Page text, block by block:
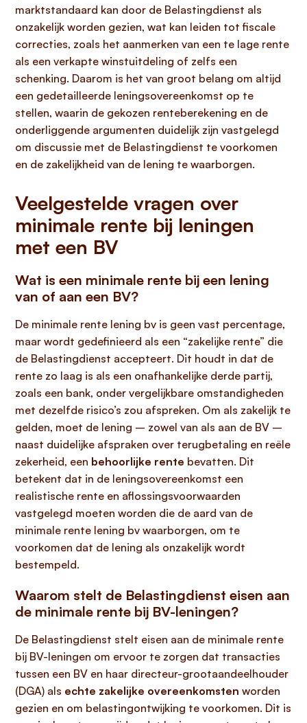
marktstandaard kan door de Belastingdienst als
onzakelijk worden gezien, wat kan leiden tot fiscale
correcties, zoals het aanmerken van een te lage rente
als een verkapte winstuitdeling of zelfs een
schenking. Daarom is het van groot belang om altijd
een gedetailleerde leningsovereenkomst op te
stellen, waarin de gekozen renteberekening en de
onderliggende argumenten duidelijk zijn vastgelegd
om discussie met de Belastingdienst te voorkomen
en de zakelijkheid van de lening te waarborgen.
Veelgestelde vragen over
minimale rente bij leningen
met een BV
Wat is een minimale rente bij een lening
van of aan een BV?
De minimale rente lening bv is geen vast percentage,
maar wordt gedefinieerd als een “zakelijke rente” die
de Belastingdienst accepteert. Dit houdt in dat de
rente zo laag is als een onafhankelijke derde partij,
zoals een bank, onder vergelijkbare omstandigheden
met dezelfde risico’s zou afspreken. Om als zakelijk te
gelden, moet de lening – zowel van als aan de BV –
naast duidelijke afspraken over terugbetaling en reële
zekerheid, een behoorlijke rente bevatten. Dit
betekent dat in de leningsovereenkomst een
realistische rente en aflossingsvoorwaarden
vastgelegd moeten worden die de aard van de
minimale rente lening bv waarborgen, om te
voorkomen dat de lening als onzakelijk wordt
bestempeld.
Waarom stelt de Belastingdienst eisen aan
de minimale rente bij BV-leningen?
De Belastingdienst stelt eisen aan de minimale rente
bij BV-leningen om ervoor te zorgen dat transacties
tussen een BV en haar directeur-grootaandeelhouder
(DGA) als echte zakelijke overeenkomsten worden
gezien en om belastingontwijking te voorkomen. Dit is